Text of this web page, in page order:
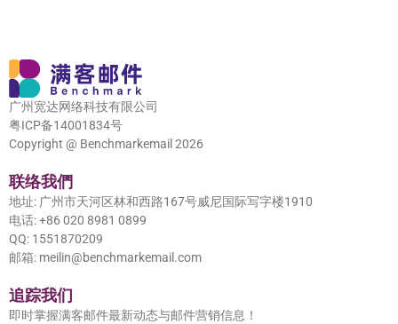
广州宽达网络科技有限公司
粤ICP备14001834号
Copyright @ Benchmarkemail 2026
联络我們
地址: 广州市天河区林和西路167号威尼国际写字楼1910
电话: +86 020 8981 0899
QQ: 1551870209
邮箱: meilin@benchmarkemail.com
追踪我们
即时掌握满客邮件最新动态与邮件营销信息！